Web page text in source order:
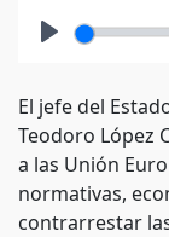
El jefe del
Teodoro López
a las Unión
normativas,
contrarrestar